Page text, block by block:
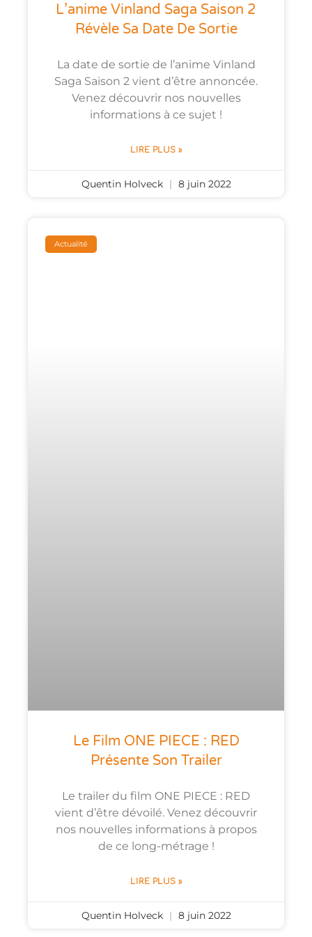
L’anime Vinland Saga Saison 2
Révèle Sa Date De Sortie
La date de sortie de l’anime Vinland
Saga Saison 2 vient d’être annoncée.
Venez découvrir nos nouvelles
informations à ce sujet !
LIRE PLUS »
Quentin Holveck 8 juin 2022
Actualité
Le Film ONE PIECE : RED
Présente Son Trailer
Le trailer du film ONE PIECE : RED
vient d’être dévoilé. Venez découvrir
nos nouvelles informations à propos
de ce long-métrage !
LIRE PLUS »
Quentin Holveck 8 juin 2022